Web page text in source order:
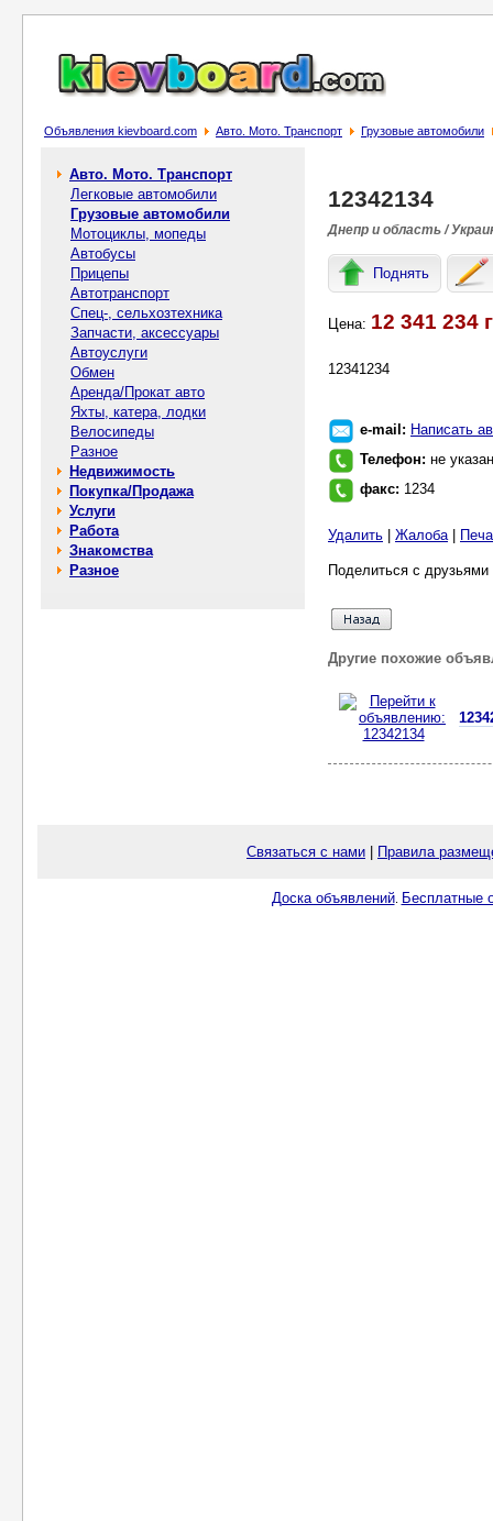
Объявления kievboard.com Авто. Мото. Транспорт Грузовые автомобили
Авто. Мото. Транспорт
Легковые автомобили
Грузовые автомобили
Мотоциклы, мопеды
Автобусы
Прицепы
Автотранспорт
Спец-, cельхозтехника
Запчасти, аксессуары
Автоуслуги
Обмен
Аренда/Прокат авто
Яхты, катера, лодки
Велосипеды
Разное
Недвижимость
Покупка/Продажа
Услуги
Работа
Знакомства
Разное
12342134
Днепр и область /
Поднять
Цена: 12 341 234
12341234
e-mail: Написать
Телефон: не указан
факс: 1234
Удалить Жалоба|
Поделиться с
Другие похожие
Связаться с нами Правила
Доска объявлений. Бесплатные